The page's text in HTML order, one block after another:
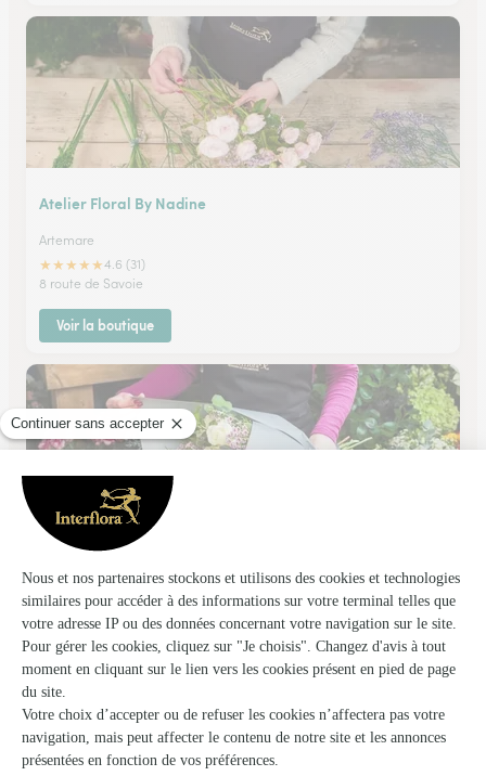
Atelier Floral By Nadine
Artemare
★★★★★4.6 (31)
8 route de Savoie
Voir la boutique
La Petite Abeille
Bourgoin Jallieu
★
33, boulevard de Champaret
Voir la boutique